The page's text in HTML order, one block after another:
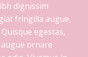
dignissim
fringilla augue,
egestas,
ornare